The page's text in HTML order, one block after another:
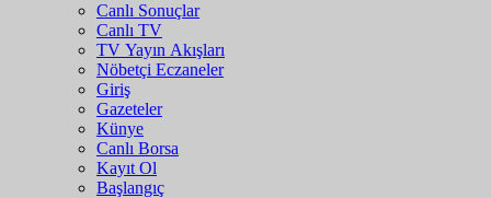
Canlı Sonuçlar
Canlı TV
TV Yayın Akışları
Nöbetçi Eczaneler
Giriş
Gazeteler
Künye
Canlı Borsa
Kayıt Ol
Başlangıç